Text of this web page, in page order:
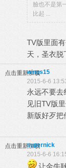
臉也不是第
比起 ...
TV版里面
天，圣衣脱
点击重新加载
wings15
2015-6-6
永远不要去
见旧TV版
新版好歹把
点击重新加载supernick
2015-6-6
让金牛